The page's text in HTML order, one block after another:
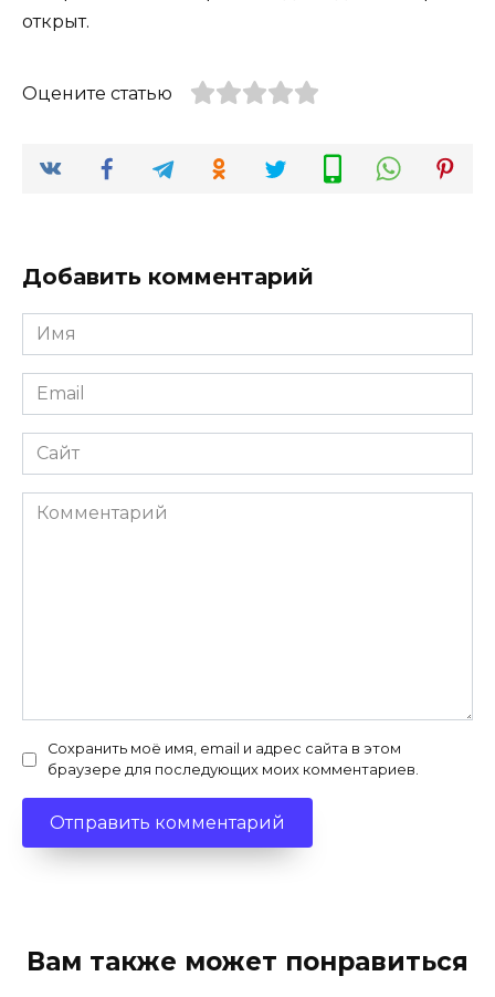
открыт.
Оцените статью
Добавить комментарий
Имя
*
Email
*
Сайт
Комментарий
Сохранить моё имя, email и адрес сайта в этом
браузере для последующих моих комментариев.
Вам также может понравиться